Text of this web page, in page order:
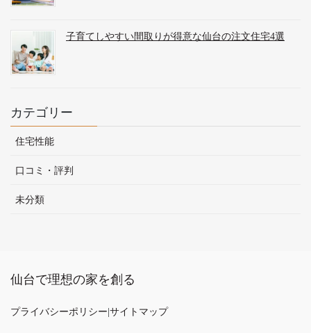
子育てしやすい間取りが得意な仙台の注文住宅4選
カテゴリー
住宅性能
口コミ・評判
未分類
仙台で理想の家を創る
プライバシーポリシー サイトマップ